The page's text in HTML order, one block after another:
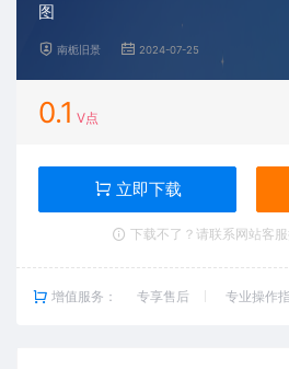
图
南栀旧景 2024-07-25
0.1 V点
立即下载
下载不了？请联系网站客服
增值服务： 专享售后 专业操作